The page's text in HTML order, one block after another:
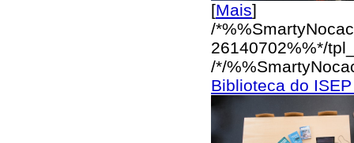
[Mais]
/
26140702%%*/
/*/
Biblioteca do